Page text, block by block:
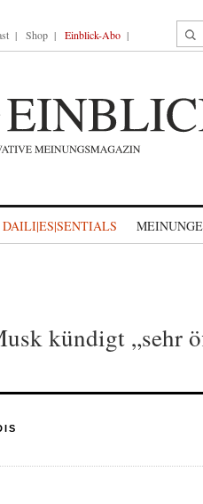
Shop Einblick-Abo
DAILI|ES|SENTIALS
kündigt „sehr